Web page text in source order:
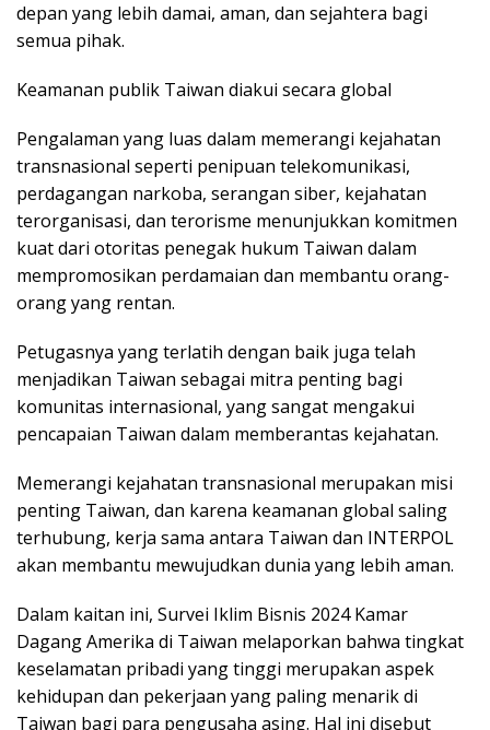
depan yang lebih damai, aman, dan sejahtera bagi
semua pihak.
Keamanan publik Taiwan diakui secara global
Pengalaman yang luas dalam memerangi kejahatan
transnasional seperti penipuan telekomunikasi,
perdagangan narkoba, serangan siber, kejahatan
terorganisasi, dan terorisme menunjukkan komitmen
kuat dari otoritas penegak hukum Taiwan dalam
mempromosikan perdamaian dan membantu orang-
orang yang rentan.
Petugasnya yang terlatih dengan baik juga telah
menjadikan Taiwan sebagai mitra penting bagi
komunitas internasional, yang sangat mengakui
pencapaian Taiwan dalam memberantas kejahatan.
Memerangi kejahatan transnasional merupakan misi
penting Taiwan, dan karena keamanan global saling
terhubung, kerja sama antara Taiwan dan INTERPOL
akan membantu mewujudkan dunia yang lebih aman.
Dalam kaitan ini, Survei Iklim Bisnis 2024 Kamar
Dagang Amerika di Taiwan melaporkan bahwa tingkat
keselamatan pribadi yang tinggi merupakan aspek
kehidupan dan pekerjaan yang paling menarik di
Taiwan bagi para pengusaha asing. Hal ini disebut